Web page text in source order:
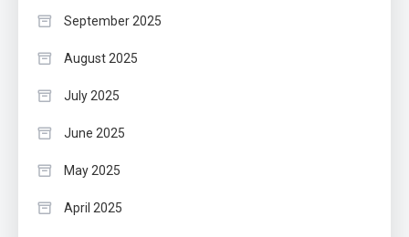
September 2025
August 2025
July 2025
June 2025
May 2025
April 2025